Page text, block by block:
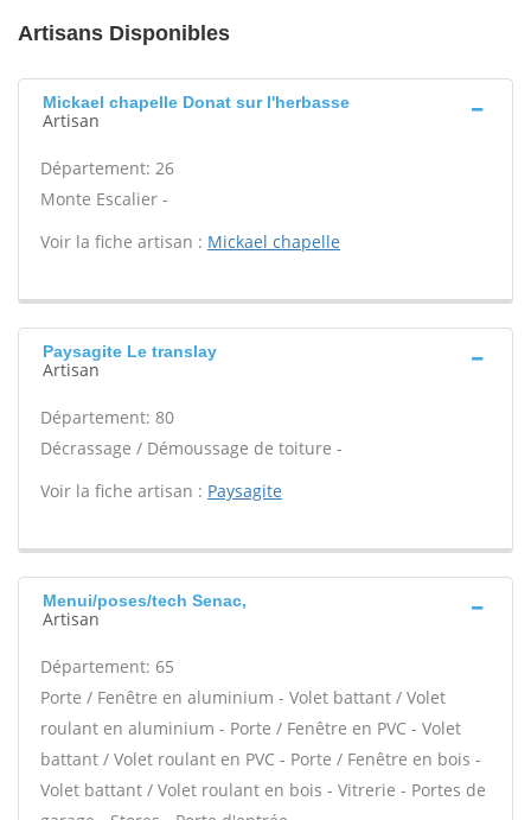
Artisans Disponibles
Mickael chapelle Donat sur l'herbasse
Artisan
Département: 26
Monte Escalier -
Voir la fiche artisan : Mickael chapelle
Paysagite Le translay
Artisan
Département: 80
Décrassage / Démoussage de toiture -
Voir la fiche artisan : Paysagite
Menui/poses/tech Senac,
Artisan
Département: 65
Porte / Fenêtre en aluminium - Volet battant / Volet
roulant en aluminium - Porte / Fenêtre en PVC - Volet
battant / Volet roulant en PVC - Porte / Fenêtre en bois -
Volet battant / Volet roulant en bois - Vitrerie - Portes de